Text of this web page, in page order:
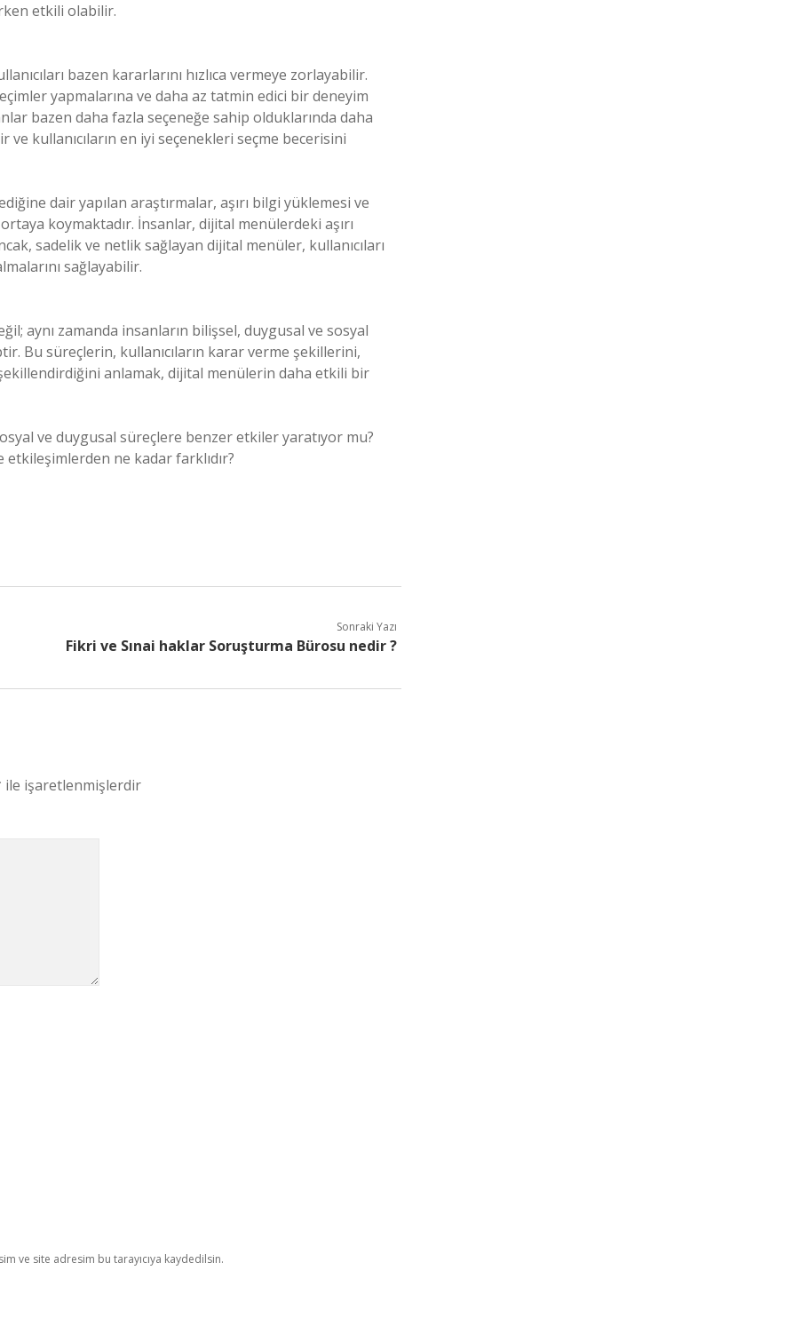
etkili olabilir.
bazen kararlarını hızlıca vermeye zorlayabilir.
yapmalarına ve daha az tatmin edici bir deneyim
bazen daha fazla seçeneğe sahip olduklarında daha
kullanıcıların en iyi seçenekleri seçme becerisini
dair yapılan araştırmalar, aşırı bilgi yüklemesi ve
koymaktadır. İnsanlar, dijital menülerdeki aşırı
sadelik ve netlik sağlayan dijital menüler, kullanıcıları
sağlayabilir.
aynı zamanda insanların bilişsel, duygusal ve sosyal
Bu süreçlerin, kullanıcıların karar verme şekillerini,
anlamak, dijital menülerin daha etkili bir
ve duygusal süreçlere benzer etkiler yaratıyor mu?
ne kadar farklıdır?
Sonraki Yazı
Fikri ve Sınai haklar Soruşturma Bürosu nedir ?
ile işaretlenmişlerdir
ve site adresim bu tarayıcıya kaydedilsin.